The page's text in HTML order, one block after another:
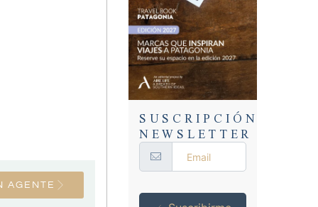
AGENTE
SUSCRIPCIÓN
NEWSLETTER